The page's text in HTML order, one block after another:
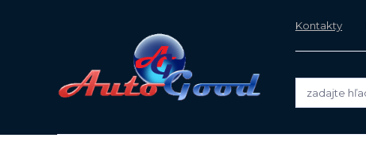
Kontakty